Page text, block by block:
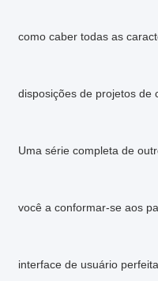
como caber todas as
disposições de projetos de
Uma série completa de
você a conformar-se aos
interface de usuário